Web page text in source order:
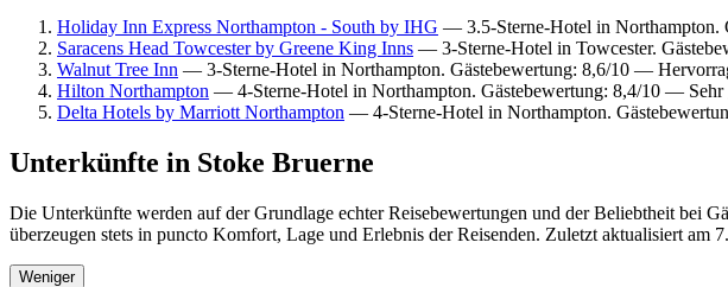
Holiday Inn Express Northampton - South by IHG — 3.5-Sterne-Hotel in Northampton.
Saracens Head Towcester by Greene King Inns — 3-Sterne-Hotel in Towcester.
Walnut Tree Inn — 3-Sterne-Hotel in Northampton. Gästebewertung: 8,6/10 —
Hilton Northampton — 4-Sterne-Hotel in Northampton. Gästebewertung: 8,4/10 — Sehr
Delta Hotels by Marriott Northampton — 4-Sterne-Hotel in Northampton.
Unterkünfte in Stoke Bruerne
Die Unterkünfte werden auf der Grundlage echter Reisebewertungen und der Beliebtheit bei
überzeugen stets in puncto Komfort, Lage und Erlebnis der Reisenden. Zuletzt aktualisiert am
Weniger